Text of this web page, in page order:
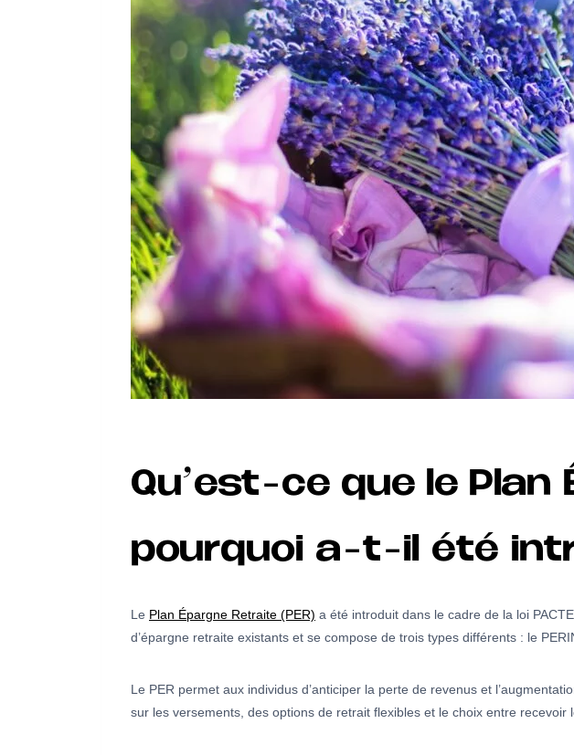
Qu’est-ce que le Plan
pourquoi a-t-il été
Le Plan Épargne Retraite (PER) a été introduit dans le cadre de la loi
d’épargne retraite existants et se compose de trois types différents : le
Le PER permet aux individus d’anticiper la perte de revenus et
sur les versements, des options de retrait flexibles et le choix entre recevoir